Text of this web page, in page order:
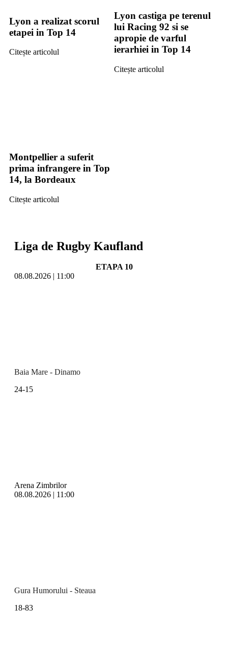
Lyon a realizat scorul
etapei in Top 14
Citește articolul
Lyon castiga pe terenul
lui Racing 92 si se
apropie de varful
ierarhiei in Top 14
Citește articolul
Montpellier a suferit
prima infrangere in Top
14, la Bordeaux
Citește articolul
Liga de Rugby Kaufland
ETAPA 10
08.08.2026 | 11:00
Baia Mare - Dinamo
24-15
Arena Zimbrilor
08.08.2026 | 11:00
Gura Humorului - Steaua
18-83